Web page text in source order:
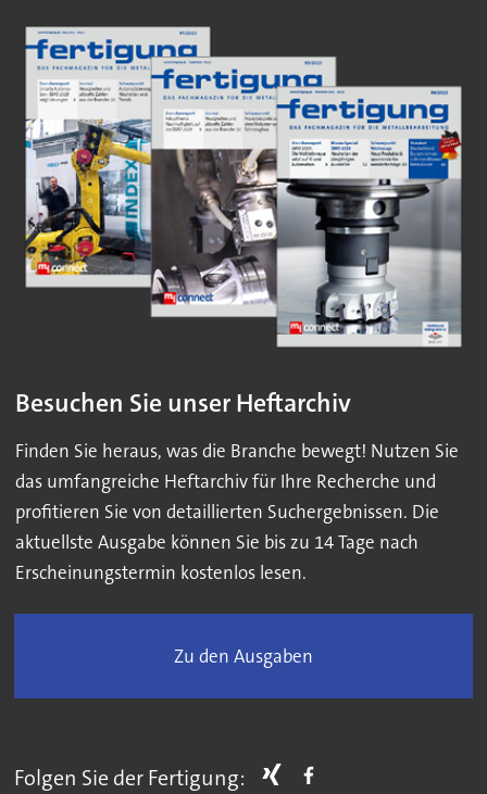
Besuchen Sie unser Heftarchiv
Finden Sie heraus, was die Branche bewegt! Nutzen Sie
das umfangreiche Heftarchiv für Ihre Recherche und
profitieren Sie von detaillierten Suchergebnissen. Die
aktuellste Ausgabe können Sie bis zu 14 Tage nach
Erscheinungstermin kostenlos lesen.
Zu den Ausgaben
Folgen Sie der Fertigung: